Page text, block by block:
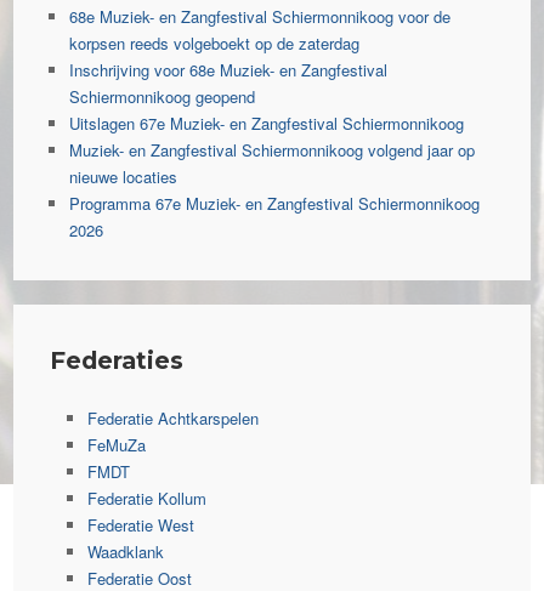
68e Muziek- en Zangfestival Schiermonnikoog voor de
korpsen reeds volgeboekt op de zaterdag
Inschrijving voor 68e Muziek- en Zangfestival
Schiermonnikoog geopend
Uitslagen 67e Muziek- en Zangfestival Schiermonnikoog
Muziek- en Zangfestival Schiermonnikoog volgend jaar op
nieuwe locaties
Programma 67e Muziek- en Zangfestival Schiermonnikoog
2026
Federaties
Federatie Achtkarspelen
FeMuZa
FMDT
Federatie Kollum
Federatie West
Waadklank
Federatie Oost